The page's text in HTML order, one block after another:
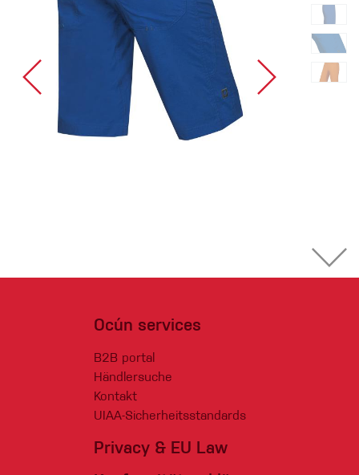
Ocún services
B2B portal
Händlersuche
Kontakt
UIAA-Sicherheitsstandards
Privacy & EU Law